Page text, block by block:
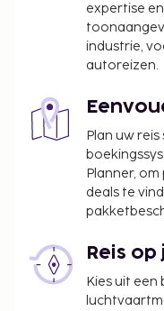
expertise
industrie,
autoreizen.
Plan uw
Planner,
deals te
Reis
Kies uit een